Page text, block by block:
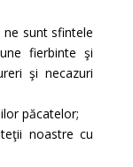
ne sunt sfintele
fierbinte şi
şi necazuri
păcatelor;
noastre cu